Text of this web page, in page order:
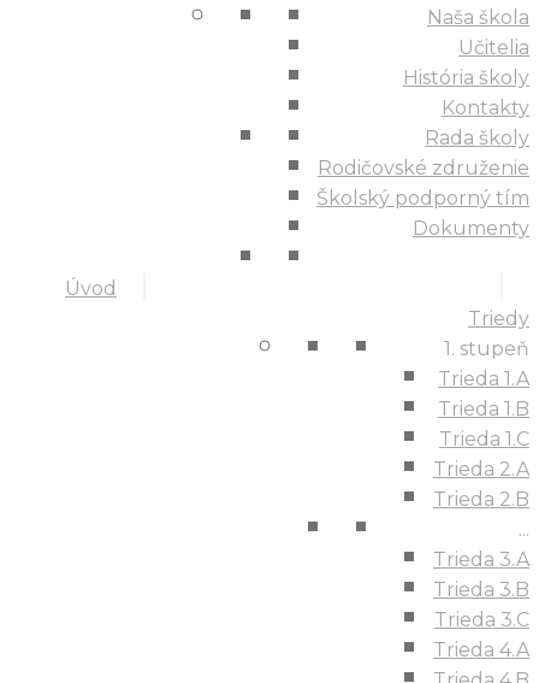
Úvod
Naša škola
Učitelia
História školy
Kontakty
Rada školy
Rodičovské združenie
Školský podporný tím
Dokumenty
Triedy
1. stupeň
Trieda 1.A
Trieda 1.B
Trieda 1.C
Trieda 2.A
Trieda 2.B
...
Trieda 3.A
Trieda 3.B
Trieda 3.C
Trieda 4.A